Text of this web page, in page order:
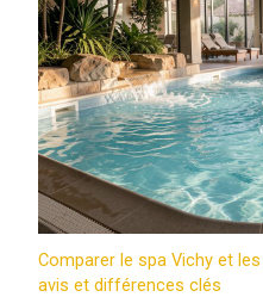
Comparer le spa Vichy et
avis et différences clés